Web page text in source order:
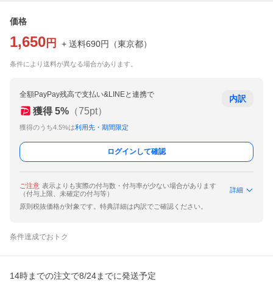
価格
1,650 円 + 送料690円 （東京都）
条件により送料が異なる場合があります。
全額PayPay残高で支払い&LINEと連携で
獲得 5% （75pt）
獲得のうち4.5%は利用先・期間限定
内訳
ログインして確認
ご注意 表示よりも実際の付与数・付与率が少ない場合があります
（付与上限、未確定の付与等）
詳細
原則税抜価格が対象です。特典詳細は内訳でご確認ください。
条件達成でおトク
14時までの注文で8/24までに発送予定